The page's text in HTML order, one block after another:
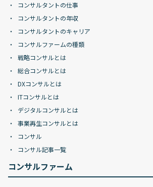
コンサルタントの仕事
コンサルタントの年収
コンサルタントのキャリア
コンサルファームの種類
戦略コンサルとは
総合コンサルとは
DXコンサルとは
ITコンサルとは
デジタルコンサルとは
事業再生コンサルとは
コンサル
コンサル記事一覧
コンサルファーム